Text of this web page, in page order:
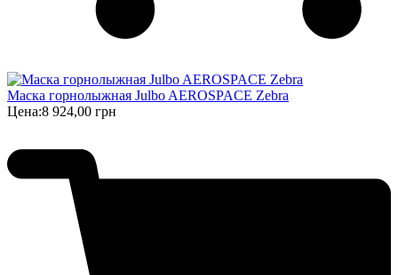
Маска горнолыжная Julbo AEROSPACE Zebra
Цена:8 924,00 грн